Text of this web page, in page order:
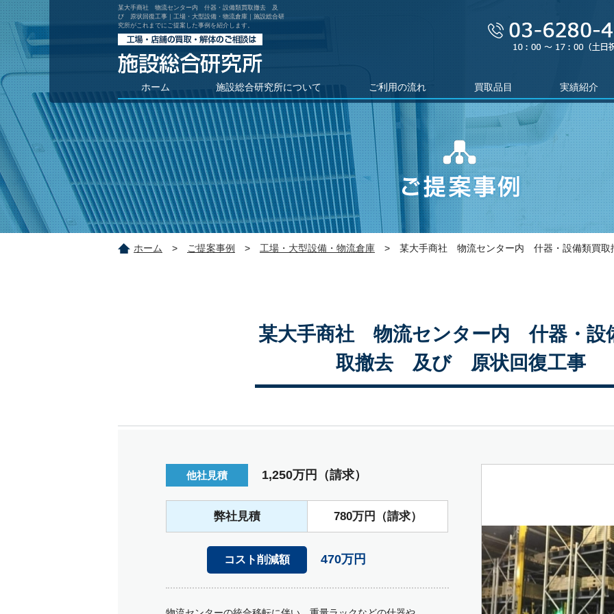
某大手商社 物流センター内 什器・設備類買取撤去 及
び 原状回復工事｜工場・大型設備・物流倉庫｜施設総合研
究所がこれまでにご提案した事例を紹介します。
ホーム 施設総合研究所について
施設総合研究所について
コスト削減ができるワケ
解体工事コンサルティングについて
ご利用の流れ 買取品目 実績紹介
活用シーンの
ご提案事例
ホーム > ご提案事例 > 工場・大型設備・物流倉庫 > 某大手商社 物流センター内 什器・設備類買
某大手商社 物流センター内 什器・設
取撤去 及び 原状回復工事
他社⾒積 1,250万円（請求）
弊社⾒積 780万円（請求）
コスト削減額 470万円